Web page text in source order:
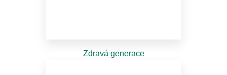
Zdravá generace